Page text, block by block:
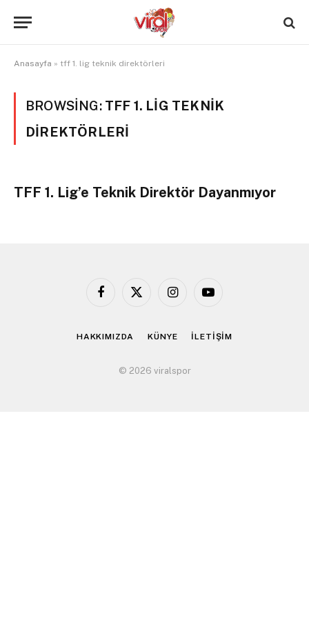
Anasayfa » tff 1. lig teknik direktörleri
BROWSING: TFF 1. LIG TEKNIK
DIREKTÖRLERI
TFF 1. Lig’e Teknik Direktör Dayanmıyor
Facebook
X
InstagramYouTube
HAKKIMIZDA KÜNYE İLETİŞİM
© 2026 viralspor